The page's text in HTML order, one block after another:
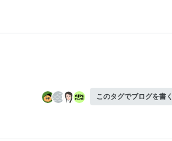
このタグでブログを書く